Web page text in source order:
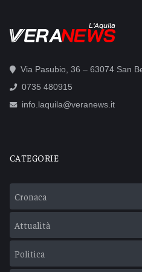
L'Aquila
Via Pasubio, 36 – 63074 San
0735 480915
info.laquila@veranews.it
CATEGORIE
Cronaca
Attualità
Politica